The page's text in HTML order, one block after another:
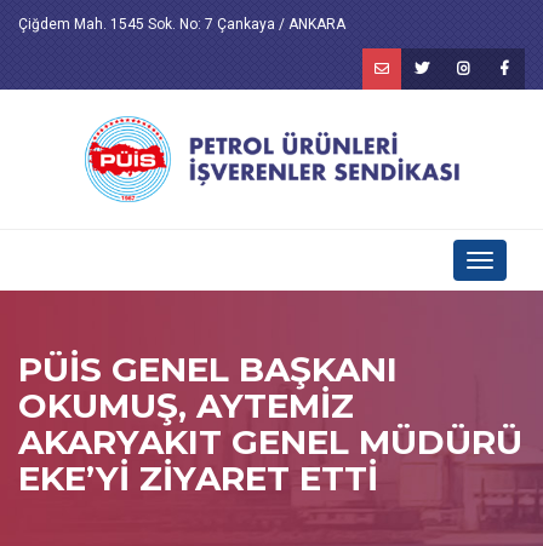
Çiğdem Mah. 1545 Sok. No: 7 Çankaya / ANKARA
Toggle
PÜİS GENEL BAŞKANI
OKUMUŞ, AYTEMİZ
AKARYAKIT GENEL MÜDÜRÜ
EKE’Yİ ZİYARET ETTİ